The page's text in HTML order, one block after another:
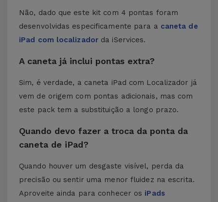
Não, dado que este kit com 4 pontas foram
desenvolvidas especificamente para a caneta de
iPad com localizador da iServices.
A caneta já inclui pontas extra?
Sim, é verdade, a caneta iPad com Localizador já
vem de origem com pontas adicionais, mas com
este pack tem a substituição a longo prazo.
Quando devo fazer a troca da ponta da
caneta de iPad?
Quando houver um desgaste visível, perda da
precisão ou sentir uma menor fluidez na escrita.
Aproveite ainda para conhecer os iPads